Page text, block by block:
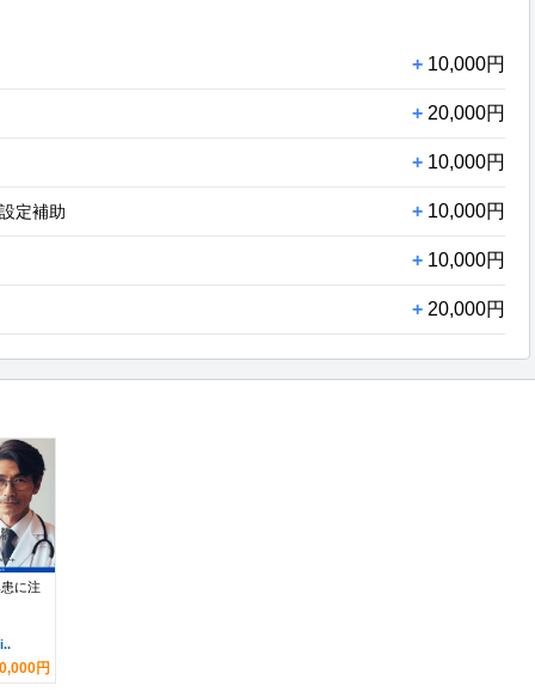
+ 10,000円
+ 20,000円
+ 10,000円
定補助 + 10,000円
+ 10,000円
+ 20,000円
に注
円